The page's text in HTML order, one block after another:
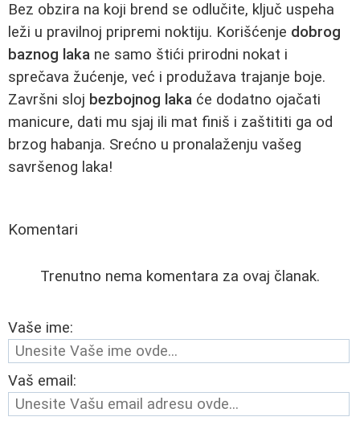
Bez obzira na koji brend se odlučite, ključ uspeha
leži u pravilnoj pripremi noktiju. Korišćenje dobrog
baznog laka ne samo štići prirodni nokat i
sprečava žućenje, već i produžava trajanje boje.
Završni sloj bezbojnog laka će dodatno ojačati
manicure, dati mu sjaj ili mat finiš i zaštititi ga od
brzog habanja. Srećno u pronalaženju vašeg
savršenog laka!
Komentari
Trenutno nema komentara za ovaj članak.
Vaše ime:
Vaš email: